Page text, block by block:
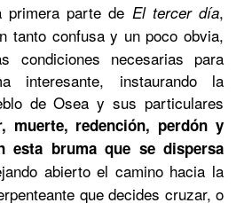
primera parte de El tercer día,
tanto confusa y un poco obvia,
condiciones necesarias para
interesante, instaurando la
de Osea y sus particulares
muerte, redención, perdón y
esta bruma que se dispersa
abierto el camino hacia la
que decides cruzar, o